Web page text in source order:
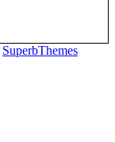
SuperbThemes